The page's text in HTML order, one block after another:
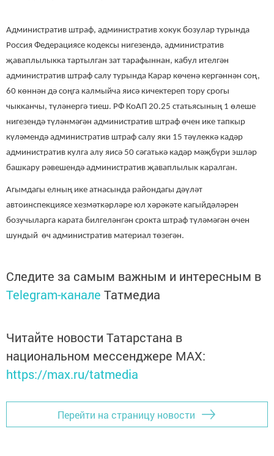
Административ штраф, административ хокук бозулар турында
Россия Федерациясе кодексы нигезендә, административ
җаваплылыкка тартылган зат тарафыннан, кабул ителгән
административ штраф салу турында Карар көченә кергәннән соң,
60 көннән дә соңга калмыйча яисә кичектереп тору срогы
чыкканчы, түләнергә тиеш. РФ КоАП 20.25 статьясының 1 өлеше
нигезендә түләнмәгән административ штраф өчен ике тапкыр
күләмендә административ штраф салу яки 15 тәүлеккә кадәр
административ кулга алу яисә 50 сәгатькә кадәр мәҗбүри эшләр
башкару рәвешендә административ җаваплылык каралган.
Агымдагы елның ике атнасында райондагы дәүләт
автоинспекциясе хезмәткәрләре юл хәрәкәте кагыйдәләрен
бозучыларга карата билгеләнгән срокта штраф түләмәгән өчен
шундый өч административ материал төзегән.
Следите за самым важным и интересным в
Telegram-канале Татмедиа
Читайте новости Татарстана в
национальном мессенджере MАХ:
https://max.ru/tatmedia
Перейти на страницу новости